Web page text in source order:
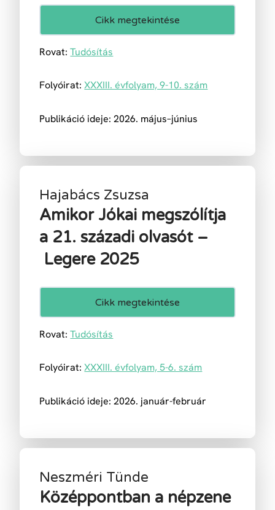
Cikk megtekintése
Rovat: Tudósítás
Folyóirat: XXXIII. évfolyam, 9-10. szám
Publikáció ideje: 2026. május–június
Hajabács Zsuzsa
Amikor Jókai megszólítja
a 21. századi olva­sót –
Legere 2025
Cikk megtekintése
Rovat: Tudósítás
Folyóirat: XXXIII. évfolyam, 5-6. szám
Publikáció ideje: 2026. január-február
Neszméri Tünde
Középpontban a népzene